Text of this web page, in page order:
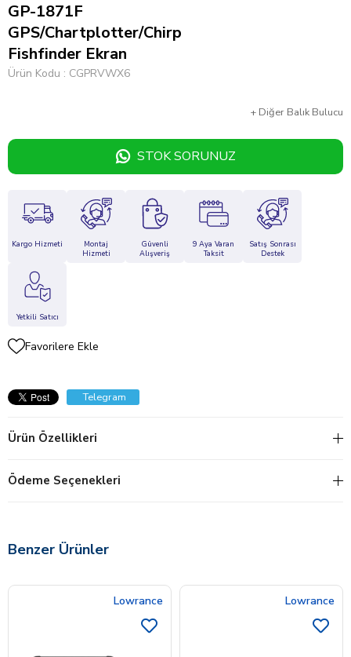
GP-1871F
GPS/Chartplotter/Chirp
Fishfinder Ekran
Ürün Kodu CGPRVWX6
+ Diğer Balık Bulucu
STOK SORUNUZ
Kargo Hizmeti
Montaj
Hizmeti
Güvenli
Alışveriş
9 Aya Varan
Taksit
Satış Sonrası
Destek
Yetkili Satıcı
Favorilere Ekle
Telegram
Ürün Özellikleri
Ödeme Seçenekleri
Benzer Ürünler
Lowrance Lowrance